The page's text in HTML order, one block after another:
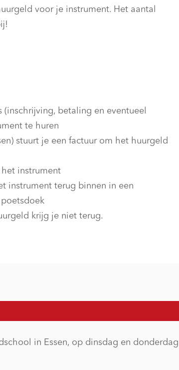
voor je instrument. Het aantal
betaling en eventueel
te huren
stuurt je een factuur om het huurgeld
instrument
instrument terug binnen in een
krijg je niet terug.
in Essen, op dinsdag en